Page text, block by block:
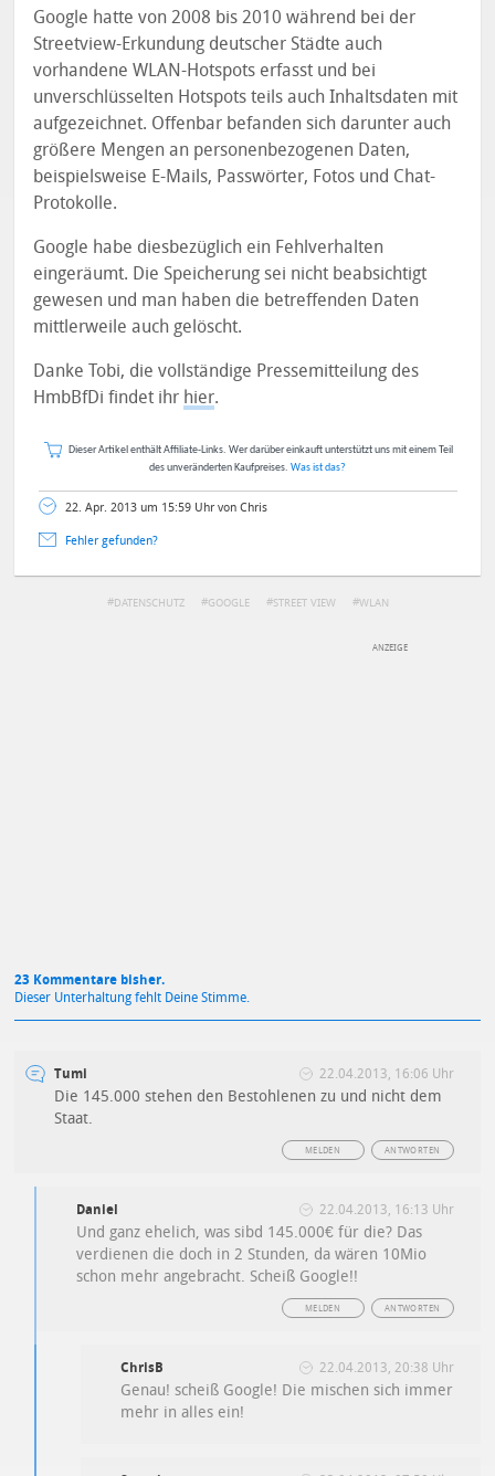
Google hatte von 2008 bis 2010 während bei der
Streetview-Erkundung deutscher Städte auch
vorhandene WLAN-Hotspots erfasst und bei
unverschlüsselten Hotspots teils auch Inhaltsdaten mit
aufgezeichnet. Offenbar befanden sich darunter auch
größere Mengen an personenbezogenen Daten,
beispielsweise E-Mails, Passwörter, Fotos und Chat-
Protokolle.
Google habe diesbezüglich ein Fehlverhalten
eingeräumt. Die Speicherung sei nicht beabsichtigt
gewesen und man haben die betreffenden Daten
mittlerweile auch gelöscht.
Danke Tobi, die vollständige Pressemitteilung des
HmbBfDi findet ihr hier.
Dieser Artikel enthält Affiliate-Links. Wer darüber einkauft unterstützt uns mit einem Teil
des unveränderten Kaufpreises. Was ist das?
22. Apr. 2013 um 15:59 Uhr von Chris
Fehler gefunden?
DATENSCHUTZ GOOGLE STREET VIEW WLAN
23 Kommentare bisher.
Dieser Unterhaltung fehlt Deine Stimme.
Tumi 22.04.2013, 16:06 Uhr
Die 145.000 stehen den Bestohlenen zu und nicht dem
Staat.
ANTWORTEN
MELDEN
Daniel 22.04.2013, 16:13 Uhr
Und ganz ehelich, was sibd 145.000€ für die? Das
verdienen die doch in 2 Stunden, da wären 10Mio
schon mehr angebracht. Scheiß Google!!
ANTWORTEN
MELDEN
ChrisB 22.04.2013, 20:38 Uhr
Genau! scheiß Google! Die mischen sich immer
mehr in alles ein!